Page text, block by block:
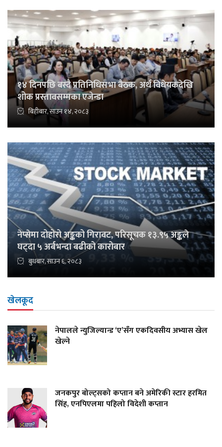
१४ दिनपछि बस्दै प्रतिनिधिसभा बैठक, अर्थ विधेयकदेखि
शोक प्रस्तावसम्मका एजेन्डा
बिहीबार, साउन १४, २०८३
नेप्सेमा दोहोरो अङ्कको गिरावट, परिसूचक १३.९५ अङ्कले
घट्दा ५ अर्बभन्दा बढीको कारोबार
बुधबार, साउन ६, २०८३
खेलकूद
नेपालले न्युजिल्यान्ड ‘ए’सँग एकदिवसीय अभ्यास खेल
खेल्ने
जनकपुर बोल्ट्सको कप्तान बने अमेरिकी स्टार हरमित
सिंह, एनपिएलमा पहिलो विदेशी कप्तान